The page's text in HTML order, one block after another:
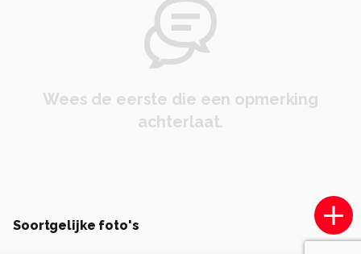
Wees de eerste die een opmerking
achterlaat.
Soortgelijke foto's